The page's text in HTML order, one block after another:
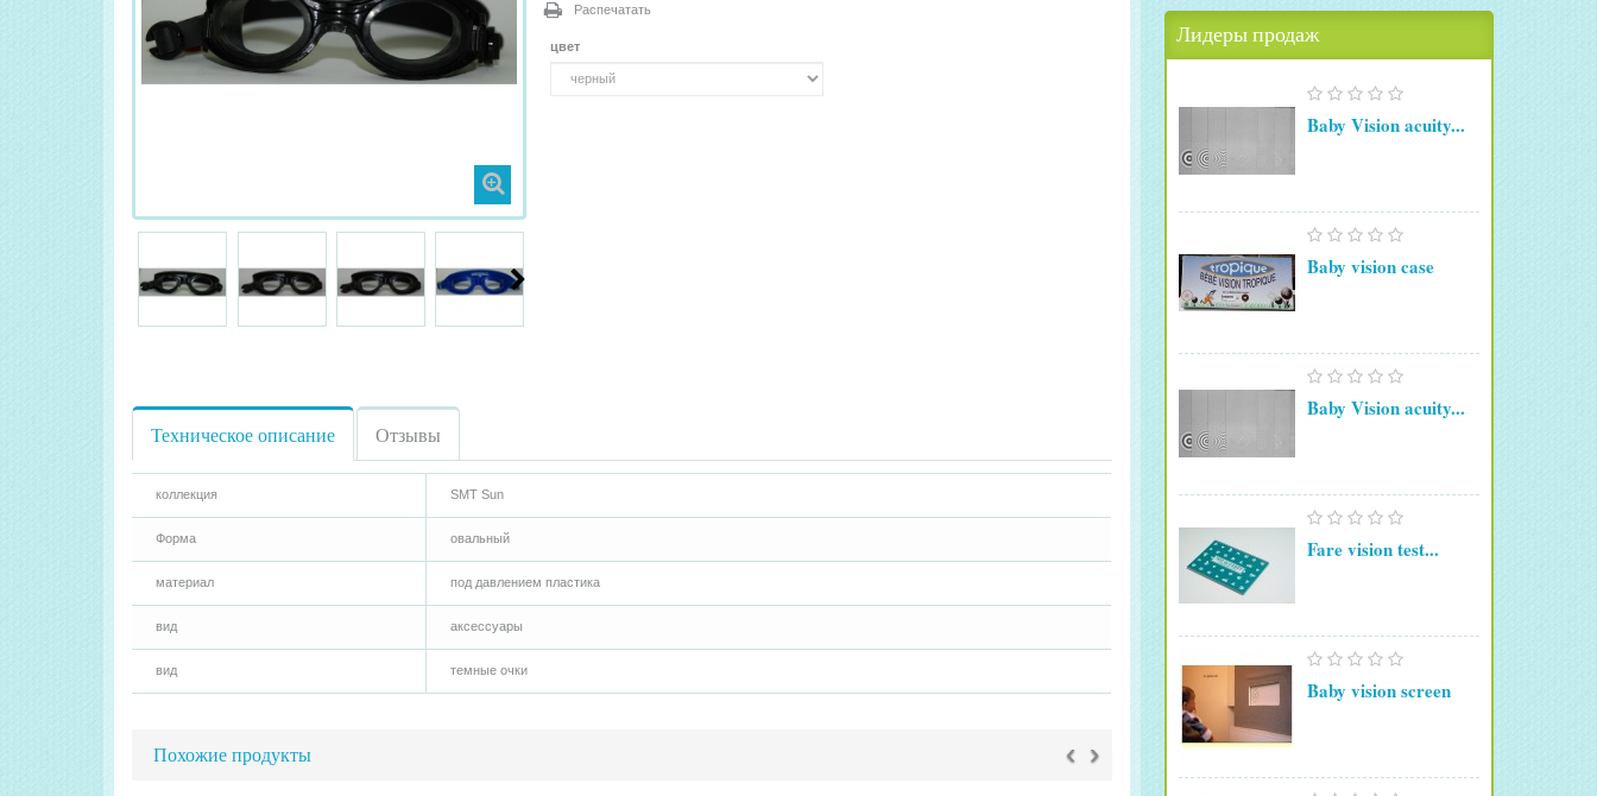
Распечатать
цвет
Техническое описание Отзывы
коллекция SMT Sun
Форма овальный
материал под давлением пластика
вид аксессуары
вид темные очки
Похожие продукты ‹ ›
Лидеры продаж
Baby Vision acuity...
Baby vision case
Baby Vision acuity...
Fare vision test...
Baby vision screen